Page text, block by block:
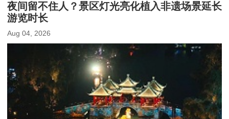
夜间留不住人？景区灯光亮化植入非遗场景延长
游览时长
Aug 04, 2026